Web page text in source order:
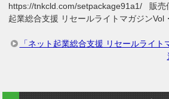
https://tnkcld.com/setpackage91a1/ 販
起業総合支援 リセールライトマガジンVol
「ネット起業総合支援 リセールライ